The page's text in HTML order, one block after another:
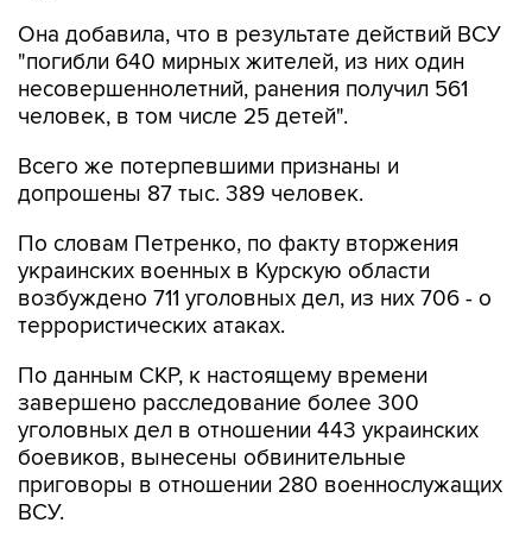
Она добавила, что в результате действий ВСУ
"погибли 640 мирных жителей, из них один
несовершеннолетний, ранения получил 561
человек, в том числе 25 детей".
Всего же потерпевшими признаны и
допрошены 87 тыс. 389 человек.
По словам Петренко, по факту вторжения
украинских военных в Курскую области
возбуждено 711 уголовных дел, из них 706 - о
террористических атаках.
По данным СКР, к настоящему времени
завершено расследование более 300
уголовных дел в отношении 443 украинских
боевиков, вынесены обвинительные
приговоры в отношении 280 военнослужащих
ВСУ.